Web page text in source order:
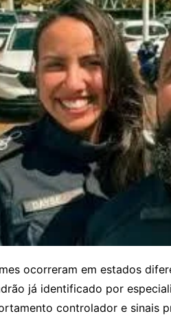
ocorreram em estados
já identificado por
controlador e sinais